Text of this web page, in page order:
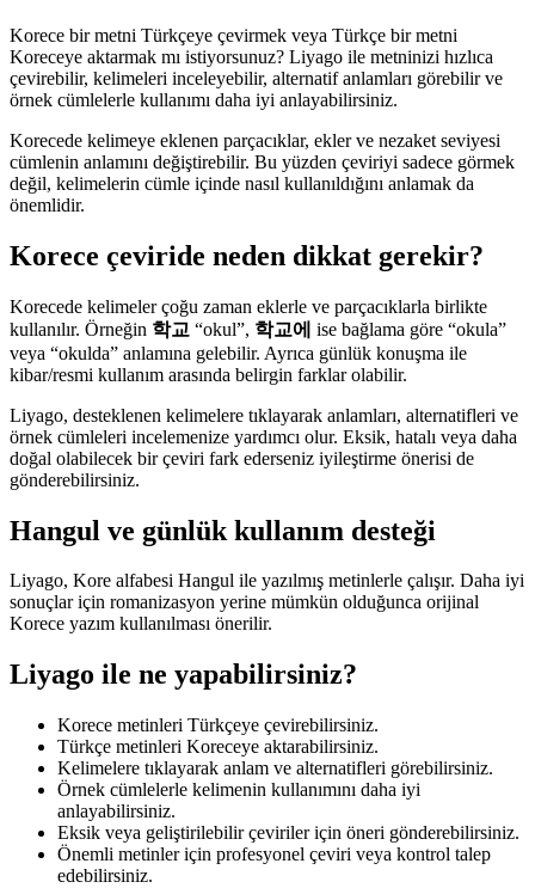
Korece bir metni Türkçeye çevirmek veya Türkçe bir metni
Koreceye aktarmak mı istiyorsunuz? Liyago ile metninizi hızlıca
çevirebilir, kelimeleri inceleyebilir, alternatif anlamları görebilir ve
örnek cümlelerle kullanımı daha iyi anlayabilirsiniz.
Korecede kelimeye eklenen parçacıklar, ekler ve nezaket seviyesi
cümlenin anlamını değiştirebilir. Bu yüzden çeviriyi sadece görmek
değil, kelimelerin cümle içinde nasıl kullanıldığını anlamak da
önemlidir.
Korece çeviride neden dikkat gerekir?
Korecede kelimeler çoğu zaman eklerle ve parçacıklarla birlikte
kullanılır. Örneğin 학교 “okul”, 학교에 ise bağlama göre “okula”
veya “okulda” anlamına gelebilir. Ayrıca günlük konuşma ile
kibar/resmi kullanım arasında belirgin farklar olabilir.
Liyago, desteklenen kelimelere tıklayarak anlamları, alternatifleri ve
örnek cümleleri incelemenize yardımcı olur. Eksik, hatalı veya daha
doğal olabilecek bir çeviri fark ederseniz iyileştirme önerisi de
gönderebilirsiniz.
Hangul ve günlük kullanım desteği
Liyago, Kore alfabesi Hangul ile yazılmış metinlerle çalışır. Daha iyi
sonuçlar için romanizasyon yerine mümkün olduğunca orijinal
Korece yazım kullanılması önerilir.
Liyago ile ne yapabilirsiniz?
Korece metinleri Türkçeye çevirebilirsiniz.
Türkçe metinleri Koreceye aktarabilirsiniz.
Kelimelere tıklayarak anlam ve alternatifleri görebilirsiniz.
Örnek cümlelerle kelimenin kullanımını daha iyi
anlayabilirsiniz.
Eksik veya geliştirilebilir çeviriler için öneri gönderebilirsiniz.
Önemli metinler için profesyonel çeviri veya kontrol talep
edebilirsiniz.